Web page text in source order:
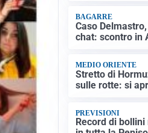
BAGARRE
Caso
chat: scontro in
MEDIO ORIENTE
Stretto di
sulle rotte: si
PREVISIONI
Record di